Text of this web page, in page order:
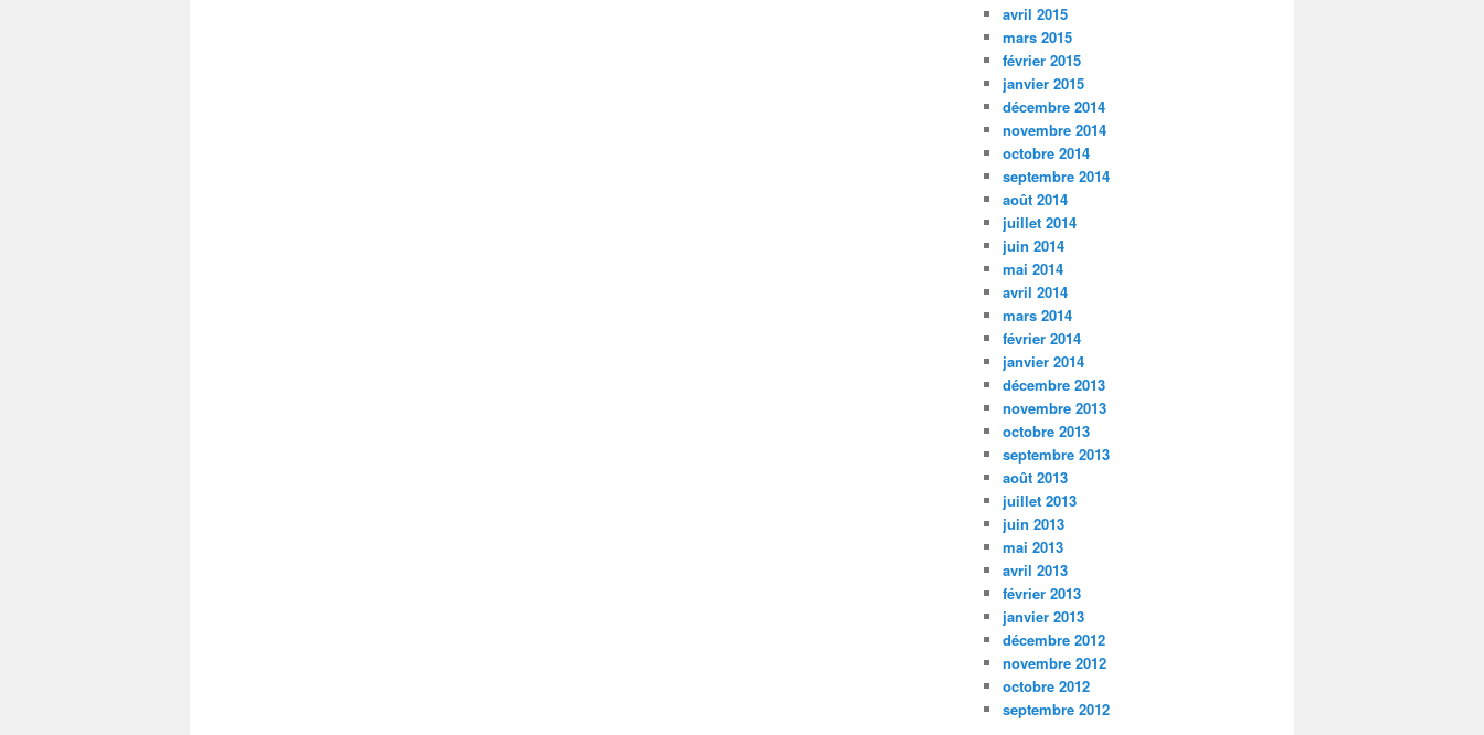
avril 2015
mars 2015
février 2015
janvier 2015
décembre 2014
novembre 2014
octobre 2014
septembre 2014
août 2014
juillet 2014
juin 2014
mai 2014
avril 2014
mars 2014
février 2014
janvier 2014
décembre 2013
novembre 2013
octobre 2013
septembre 2013
août 2013
juillet 2013
juin 2013
mai 2013
avril 2013
février 2013
janvier 2013
décembre 2012
novembre 2012
octobre 2012
septembre 2012